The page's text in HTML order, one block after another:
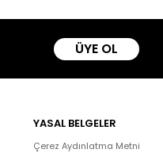
ÜYE OL
YASAL BELGELER
Çerez Aydınlatma Metni